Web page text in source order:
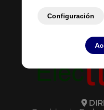
Configuración
Mis